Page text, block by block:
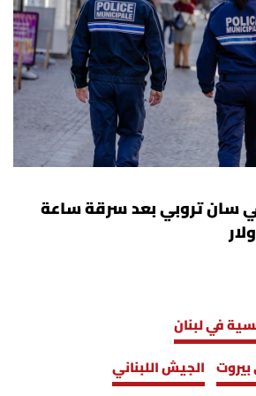
Digital solutions by
في سان تروبي بعد سرقة ساعة
في لبنان
بيروت الجيش اللبناني